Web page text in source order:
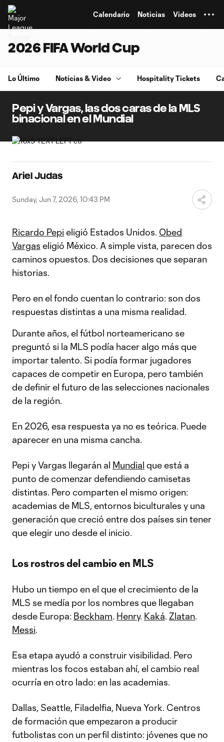
Calendario Noticias Videos
2026 FIFA World Cup
Lo Último Noticias & Video Hospitality Tickets
Pepi y Vargas, las dos caras de la MLS
binacional en el Mundial
Ariel Judas
Sunday, Jun 7, 2026, 10:43 PM
Ricardo Pepi eligió Estados Unidos. Obed
Vargas eligió México. A simple vista, parecen dos
caminos opuestos. Dos decisiones que separan
historias.
Pero en el fondo cuentan lo contrario: son dos
respuestas distintas a una misma realidad.
Durante años, el fútbol norteamericano se
preguntó si la MLS podía hacer algo más que
importar talento. Si podía formar jugadores
capaces de competir en Europa, pero también
de definir el futuro de las selecciones nacionales
de la región.
En 2026, esa respuesta ya no es teórica. Puede
aparecer en una misma cancha.
Pepi y Vargas llegarán al Mundial que está a
punto de comenzar defendiendo camisetas
distintas. Pero comparten el mismo origen:
academias de MLS, entornos biculturales y una
generación que creció entre dos países sin tener
que elegir uno desde el inicio.
Los rostros del cambio en MLS
Hubo un tiempo en el que el crecimiento de la
MLS se medía por los nombres que llegaban
desde Europa: Beckham. Henry. Kaká. Zlatan.
Messi.
Esa etapa ayudó a construir visibilidad. Pero
mientras los focos estaban ahí, el cambio real
ocurría en otro lado: en las academias.
Dallas, Seattle, Filadelfia, Nueva York. Centros
de formación que empezaron a producir
futbolistas con un perfil distinto: jóvenes que no